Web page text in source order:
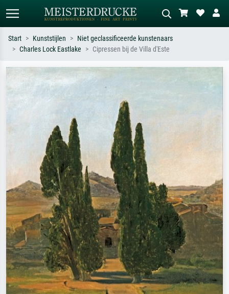
Zoek op kunstenaar, titel of stijl – bijv.
Monet, Sterrennacht, impressionisme,
Hokusai-golf, naakt.
weide, abstract met veel rood, donker
Start Kunststijlen
Niet geclassificeerde kunstenaars
Charles Lock Eastlake
Cipressen bij de Villa d'Este